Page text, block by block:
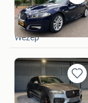
in
Mijn
van het Ende
Wezep
in